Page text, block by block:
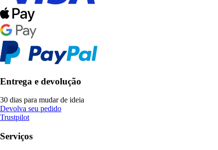
Entrega e devolução
30 dias para mudar de ideia
Devolva seu pedido
Trustpilot
Serviços